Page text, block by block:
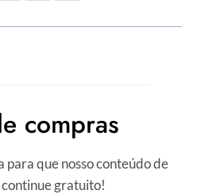
compras
para que nosso conteúdo de
gratuito!